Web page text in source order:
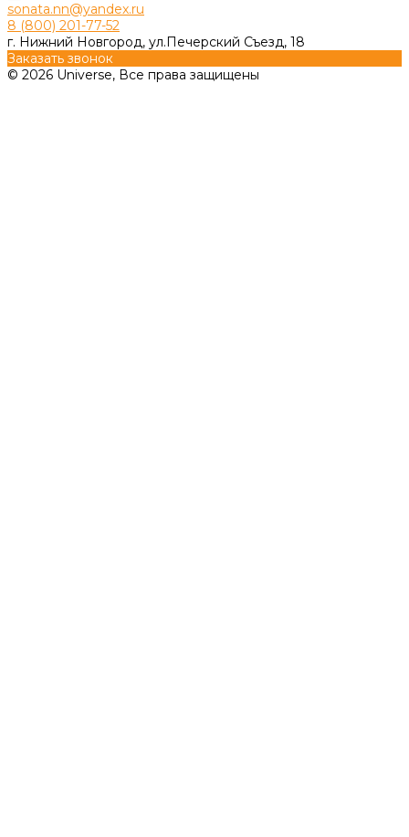
sonata.nn@yandex.ru
8 (800) 201-77-52
г. Нижний Новгород, ул.Печерский Съезд, 18
Заказать звонок
© 2026 Universe, Все права защищены